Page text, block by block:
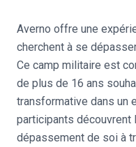
Averno offre une
cherchent à se
Ce camp militaire est
de plus de 16 ans
transformative dans un
participants découvrent
dépassement de soi à